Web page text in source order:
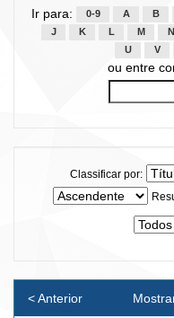
Ir para: 0-9 A B
J
K L M N
U
V
ou entre
Classificar por:
< Anterior